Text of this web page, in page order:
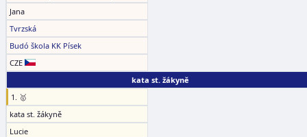
Jana
Tvrzská
Budó škola KK Písek
CZE
kata st. žákyně
1. 🥇
kata st. žákyně
Lucie